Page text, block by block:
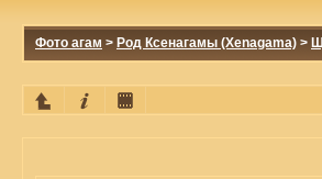
Фото агам > Род Ксенагамы (Xenagama) >